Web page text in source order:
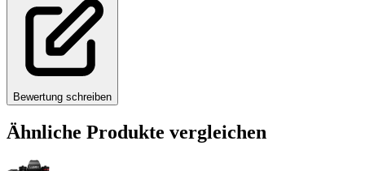
Bewertung schreiben
Ähnliche Produkte vergleichen